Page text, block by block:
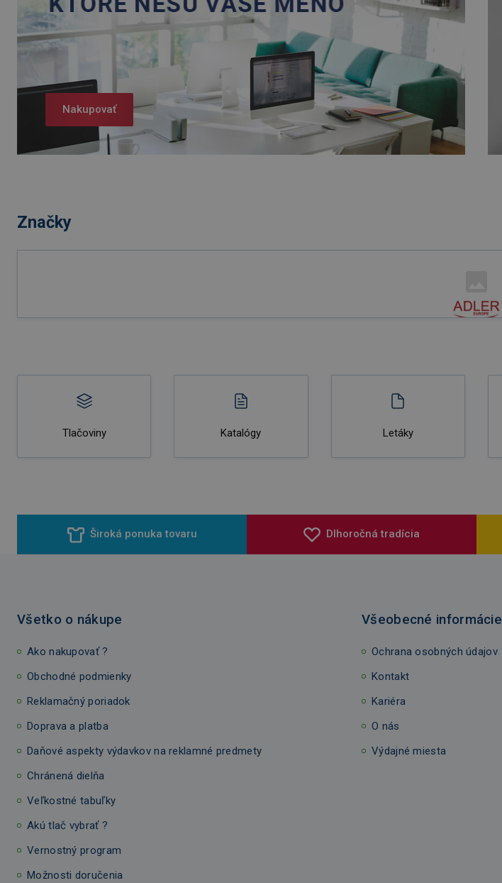
Nakupovať
Značky
Tlačoviny Katalógy Letáky
Široká ponuka tovaru Dlhoročná tradícia
Všetko o nákupe
Ako nakupovať ?
Obchodné podmienky
Reklamačný poriadok
Doprava a platba
Daňové aspekty výdavkov na reklamné predmety
Chránená dielňa
Veľkostné tabuľky
Akú tlač vybrať ?
Vernostný program
Možnosti doručenia
Všeobecné informácie
Ochrana osobných údajov
Kontakt
Kariéra
O nás
Výdajné miesta